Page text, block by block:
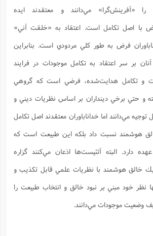
را «آفرينش‌گرا» مي‌دانند و معتقدند ايده
با اصل تكامل است. اعتقاد به «خلقت آني»
فرض به طور كلي مردودي است. بنابراين
بر سر اعتقاد به تكامل موجودات در فرايند
تكامل هدايت‌شده، فرضي است كه گروهي
و حتي برخي دينداران بر اساس نظريات ديني و
مي‌دانند اما خداناباوران معتقدند اصل تكامل
هوشمند نسبت داد بلكه اين طبيعت است كه
دارد. البته آتئيست‌ها اذعان مي‌كنند گزاره
يك خالق هوشمند با نظريات علمي قابل تكذيب و
نظر خود مبني بر نبود خالق و انتخاب طبيعت را
وضعيت موجودات مي‌دانند.